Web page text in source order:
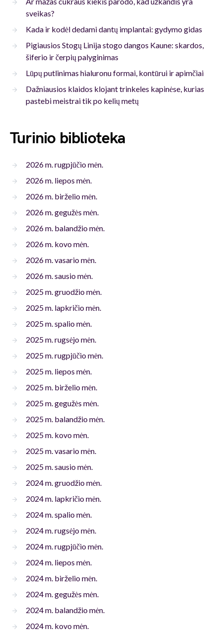
sveikas?
Kada ir kodėl dedami dantų implantai: gydymo gidas
Pigiausios Stogų Linija stogo dangos Kaune: skardos,
šiferio ir čerpių palyginimas
Lūpų putlinimas hialuronu formai, kontūrui ir apimčiai
Dažniausios klaidos klojant trinkeles kapinėse, kurias
pastebi meistrai tik po kelių metų
Turinio biblioteka
2026 m. rugpjūčio mėn.
2026 m. liepos mėn.
2026 m. birželio mėn.
2026 m. gegužės mėn.
2026 m. balandžio mėn.
2026 m. kovo mėn.
2026 m. vasario mėn.
2026 m. sausio mėn.
2025 m. gruodžio mėn.
2025 m. lapkričio mėn.
2025 m. spalio mėn.
2025 m. rugsėjo mėn.
2025 m. rugpjūčio mėn.
2025 m. liepos mėn.
2025 m. birželio mėn.
2025 m. gegužės mėn.
2025 m. balandžio mėn.
2025 m. kovo mėn.
2025 m. vasario mėn.
2025 m. sausio mėn.
2024 m. gruodžio mėn.
2024 m. lapkričio mėn.
2024 m. spalio mėn.
2024 m. rugsėjo mėn.
2024 m. rugpjūčio mėn.
2024 m. liepos mėn.
2024 m. birželio mėn.
2024 m. gegužės mėn.
2024 m. balandžio mėn.
2024 m. kovo mėn.